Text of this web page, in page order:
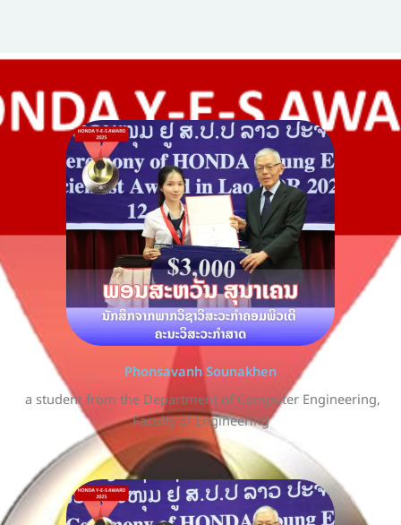
Phonsavanh Sounakhen
a student from the Department of Computer Engineering,
Faculty of Engineering